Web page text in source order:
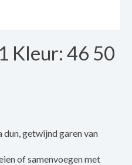
Kleur: 46 50
dun, getwijnd garen van
of samenvoegen met